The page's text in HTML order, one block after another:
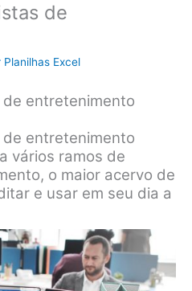
de
Planilhas Excel
entretenimento
entretenimento
vários ramos de
o maior acervo de
e usar em seu dia a